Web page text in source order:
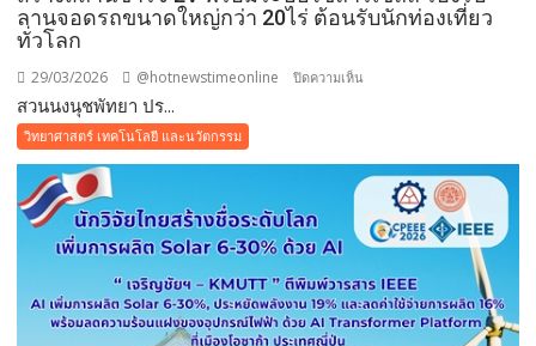
ต่อย
ไบ
ดีเซล
ผู้นำ
เศรษฐกิจ
ลานจอดรถขนาดใหญ่กว่า 20ไร่ ต้อนรับนักท่องเที่ยว
ทั่วโลก
29/03/2026 @hotnewstimeonline ปิดความเห็น
ปรับ
ยุค
สะอาด
น้ำมัน
สวนนงนุชพัทยา ปร...
วิทยาศาสตร์ เทคโนโลยี และนวัตกรรม